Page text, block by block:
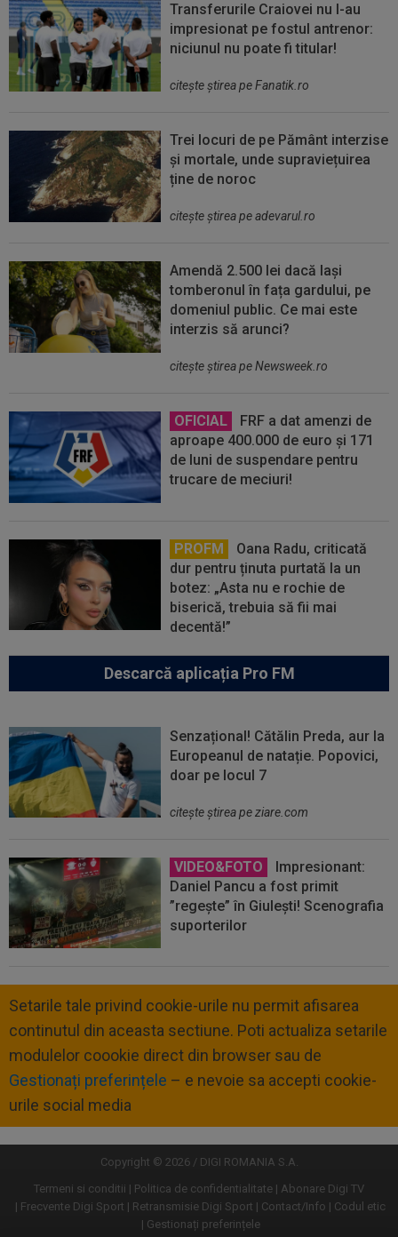
Transferurile Craiovei nu l-au
impresionat pe fostul antrenor:
niciunul nu poate fi titular!
citeşte ştirea pe Fanatik.ro
Trei locuri de pe Pământ interzise
și mortale, unde supraviețuirea
ține de noroc
citeşte ştirea pe adevarul.ro
Amendă 2.500 lei dacă lași
tomberonul în fața gardului, pe
domeniul public. Ce mai este
interzis să arunci?
citeşte ştirea pe Newsweek.ro
OFICIAL
FRF a dat amenzi de
aproape 400.000 de euro și 171
de luni de suspendare pentru
trucare de meciuri!
PROFM
Oana Radu, criticată
dur pentru ținuta purtată la un
botez: „Asta nu e rochie de
biserică, trebuia să fii mai
decentă!”
Descarcă aplicația Pro FM
Senzațional! Cătălin Preda, aur la
Europeanul de natație. Popovici,
doar pe locul 7
citeşte ştirea pe ziare.com
VIDEO&FOTO
Impresionant:
Daniel Pancu a fost primit
”regește” în Giulești! Scenografia
suporterilor
Setarile tale privind cookie-urile nu permit afisarea
continutul din aceasta sectiune. Poti actualiza setarile
modulelor coookie direct din browser sau de
Gestionați preferințele – e nevoie sa accepti cookie-
urile social media
Copyright © 2026 / DIGI ROMANIA S.A.
Termeni si conditii
Politica de confidentialitate
Abonare Digi TV
Frecvente Digi Sport
Retransmisie Digi Sport Contact/Info
Codul etic
Gestionați preferințele